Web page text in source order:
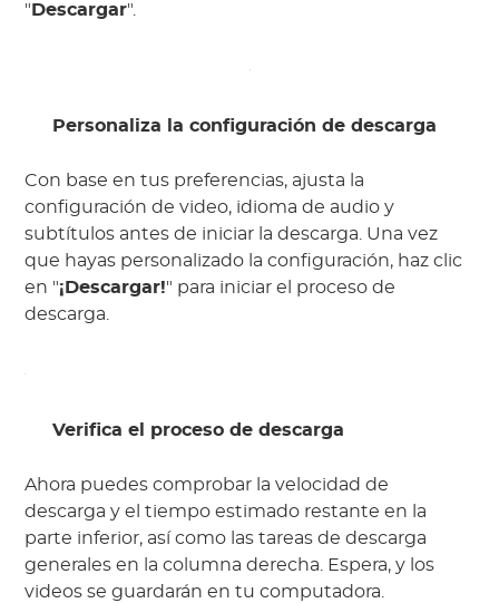
" Descargar".
Personaliza la configuración de descarga
Con base en tus preferencias, ajusta la
configuración de video, idioma de audio y
subtítulos antes de iniciar la descarga. Una vez
que hayas personalizado la configuración, haz clic
en "¡Descargar!" para iniciar el proceso de
descarga.
Verifica el proceso de descarga
Ahora puedes comprobar la velocidad de
descarga y el tiempo estimado restante en la
parte inferior, así como las tareas de descarga
generales en la columna derecha. Espera, y los
videos se guardarán en tu computadora.